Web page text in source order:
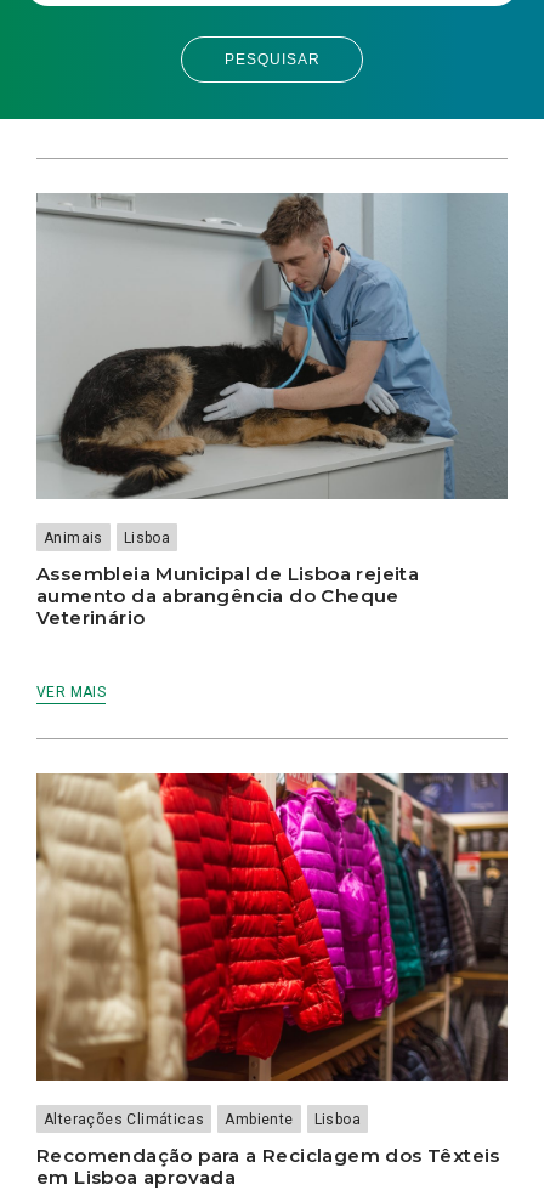
PESQUISAR
Animais Lisboa
Assembleia Municipal de Lisboa rejeita
aumento da abrangência do Cheque
Veterinário
VER MAIS
Alterações Climáticas Ambiente Lisboa
Recomendação para a Reciclagem dos Têxteis
em Lisboa aprovada